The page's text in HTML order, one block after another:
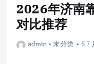
2026年济南
对比推荐
admin 未分类 5 7